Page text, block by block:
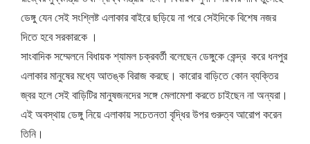
ডেঙ্গু যেন সেই সংশ্লিষ্ট এলাকার বাইরে ছড়িয়ে না পরে সেইদিকে বিশেষ নজর
দিতে হবে সরকারকে ।
সাংবাদিক সম্মেলনে বিধায়ক শ্যামল চক্রবর্তী বলেছেন ডেঙ্গুকে কেন্দ্র করে ধনপুর
এলাকার মানুষের মধ্যে আতঙ্ক বিরাজ করছে। কারোর বাড়িতে কোন ব্যক্তির
জ্বর হলে সেই বাড়িটির মানুষজনদের সঙ্গে মেলামেশা করতে চাইছেন না অন্যরা।
এই অবস্থায় ডেঙ্গু নিয়ে এলাকায় সচেতনতা বৃদ্ধির উপর গুরুত্ব আরোপ করেন
তিনি।